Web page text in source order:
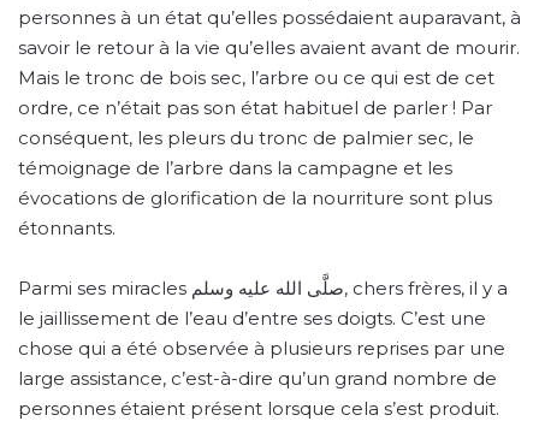
personnes à un état qu’elles possédaient auparavant, à
savoir le retour à la vie qu’elles avaient avant de mourir.
Mais le tronc de bois sec, l’arbre ou ce qui est de cet
ordre, ce n’était pas son état habituel de parler ! Par
conséquent, les pleurs du tronc de palmier sec, le
témoignage de l’arbre dans la campagne et les
évocations de glorification de la nourriture sont plus
étonnants.
Parmi ses miracles صلَّى الله عليه وسلم, chers frères, il y a
le jaillissement de l’eau d’entre ses doigts. C’est une
chose qui a été observée à plusieurs reprises par une
large assistance, c’est-à-dire qu’un grand nombre de
personnes étaient présent lorsque cela s’est produit.